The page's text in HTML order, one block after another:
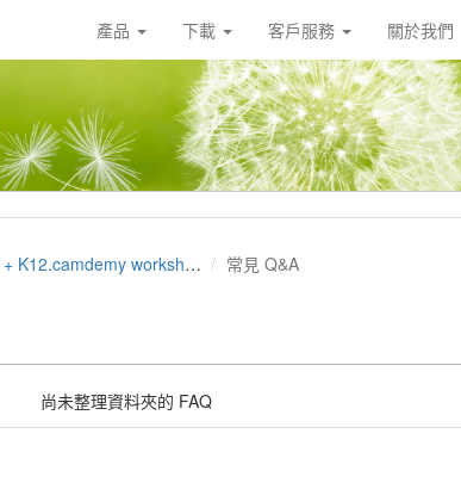
產品 下載 客戶服務 關於我們
workshop - 翻轉教學可以簡單又有效 常見 Q&A
尚未整理資料夾的 FAQ